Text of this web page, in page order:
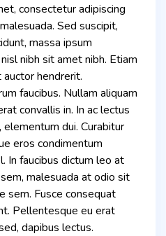
consectetur adipiscing
Sed suscipit,
massa ipsum
nibh sit amet nibh. Etiam
hendrerit.
faucibus. Nullam aliquam
convallis in. In ac lectus
dui. Curabitur
eros condimentum
In faucibus dictum leo at
malesuada at odio sit
sem. Fusce consequat
Pellentesque eu erat
dapibus lectus.